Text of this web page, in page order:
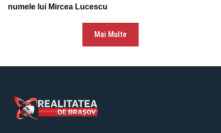
numele lui Mircea Lucescu
Mai Multe